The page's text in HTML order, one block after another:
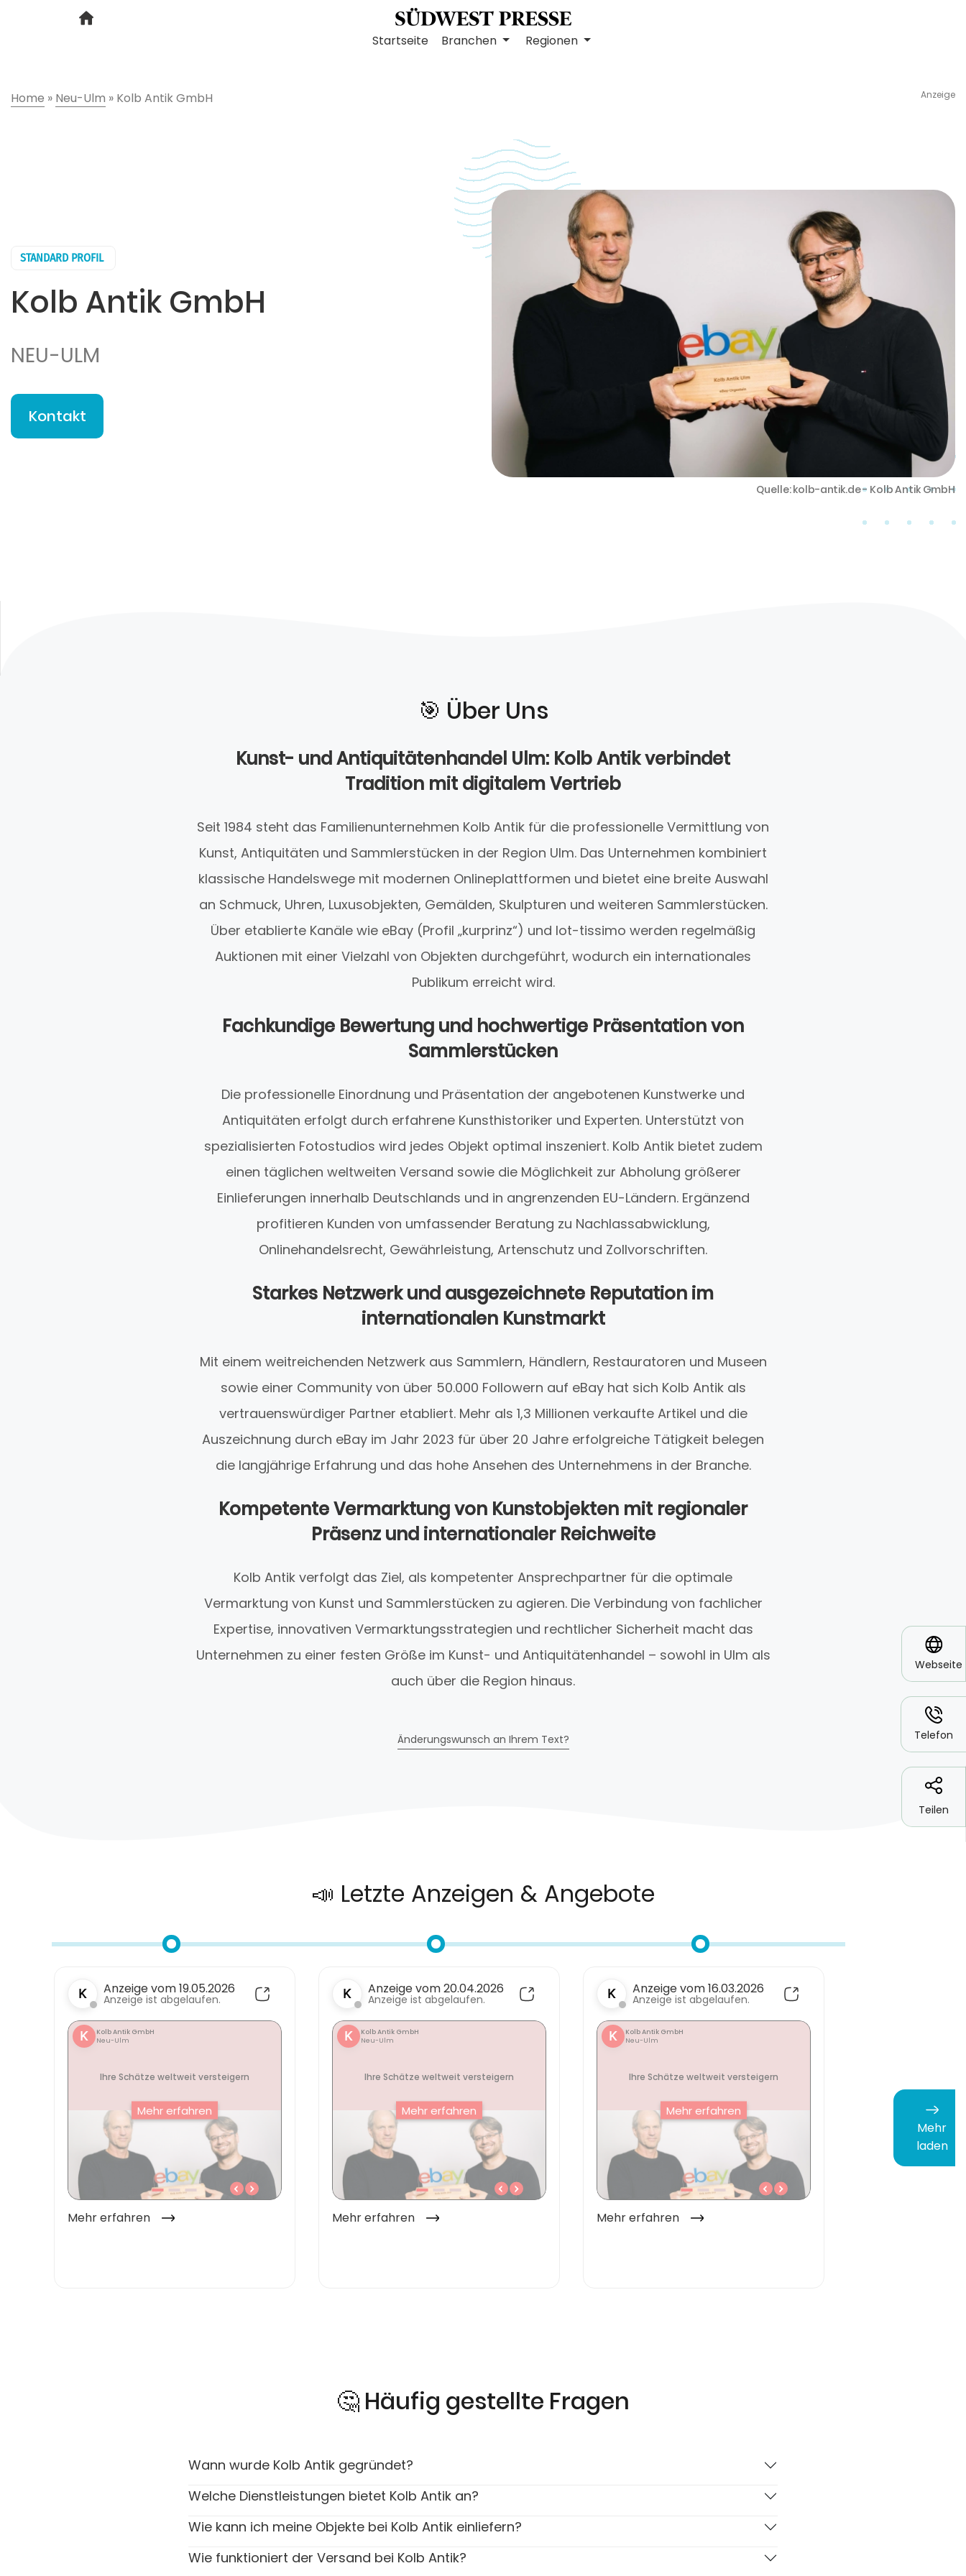
Startseite Branchen Regionen
Home » Neu-Ulm » Kolb Antik GmbH Anzeige
Webseite
Telefon
Teilen
STANDARD PROFIL
Kolb Antik GmbH
NEU-ULM
Kontakt
Quelle: kolb-antik.de - Kolb Antik GmbH
🎯️ Über Uns
Kunst- und Antiquitätenhandel Ulm: Kolb Antik verbindet
Tradition mit digitalem Vertrieb
Seit 1984 steht das Familienunternehmen Kolb Antik für die professionelle Vermittlung von
Kunst, Antiquitäten und Sammlerstücken in der Region Ulm. Das Unternehmen kombiniert
klassische Handelswege mit modernen Onlineplattformen und bietet eine breite Auswahl
an Schmuck, Uhren, Luxusobjekten, Gemälden, Skulpturen und weiteren Sammlerstücken.
Über etablierte Kanäle wie eBay (Profil „kurprinz“) und lot-tissimo werden regelmäßig
Auktionen mit einer Vielzahl von Objekten durchgeführt, wodurch ein internationales
Publikum erreicht wird.
Fachkundige Bewertung und hochwertige Präsentation von
Sammlerstücken
Die professionelle Einordnung und Präsentation der angebotenen Kunstwerke und
Antiquitäten erfolgt durch erfahrene Kunsthistoriker und Experten. Unterstützt von
spezialisierten Fotostudios wird jedes Objekt optimal inszeniert. Kolb Antik bietet zudem
einen täglichen weltweiten Versand sowie die Möglichkeit zur Abholung größerer
Einlieferungen innerhalb Deutschlands und in angrenzenden EU-Ländern. Ergänzend
profitieren Kunden von umfassender Beratung zu Nachlassabwicklung,
Onlinehandelsrecht, Gewährleistung, Artenschutz und Zollvorschriften.
Starkes Netzwerk und ausgezeichnete Reputation im
internationalen Kunstmarkt
Mit einem weitreichenden Netzwerk aus Sammlern, Händlern, Restauratoren und Museen
sowie einer Community von über 50.000 Followern auf eBay hat sich Kolb Antik als
vertrauenswürdiger Partner etabliert. Mehr als 1,3 Millionen verkaufte Artikel und die
Auszeichnung durch eBay im Jahr 2023 für über 20 Jahre erfolgreiche Tätigkeit belegen
die langjährige Erfahrung und das hohe Ansehen des Unternehmens in der Branche.
Kompetente Vermarktung von Kunstobjekten mit regionaler
Präsenz und internationaler Reichweite
Kolb Antik verfolgt das Ziel, als kompetenter Ansprechpartner für die optimale
Vermarktung von Kunst und Sammlerstücken zu agieren. Die Verbindung von fachlicher
Expertise, innovativen Vermarktungsstrategien und rechtlicher Sicherheit macht das
Unternehmen zu einer festen Größe im Kunst- und Antiquitätenhandel – sowohl in Ulm als
auch über die Region hinaus.
Änderungswunsch an Ihrem Text?
🤔 Häufig gestellte Fragen
Wann wurde Kolb Antik gegründet?
Welche Dienstleistungen bietet Kolb Antik an?
Wie kann ich meine Objekte bei Kolb Antik einliefern?
Wie funktioniert der Versand bei Kolb Antik?